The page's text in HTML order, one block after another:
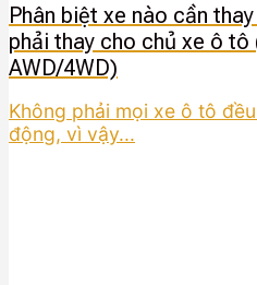
Phân biệt xe nào cần
phải thay cho chủ xe ô tô
AWD/4WD)
Không phải mọi xe ô tô
động, vì vậy...